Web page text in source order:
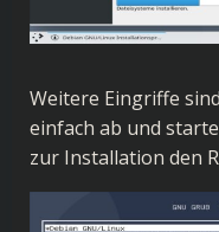
Weitere Eingriffe
einfach ab und
zur Installation den